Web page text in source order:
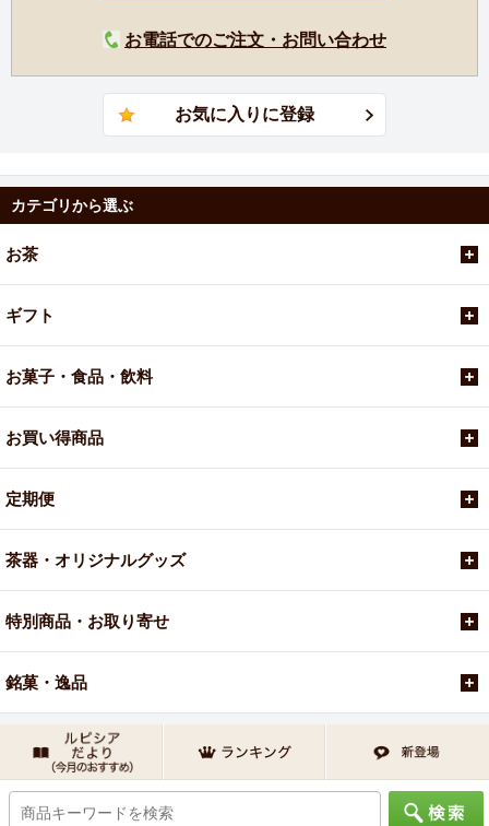
お電話でのご注文・お問い合わせ
カテゴリから選ぶ
お茶
ギフト
お菓子・食品・飲料
お買い得商品
定期便
茶器・オリジナルグッズ
特別商品・お取り寄せ
銘菓・逸品